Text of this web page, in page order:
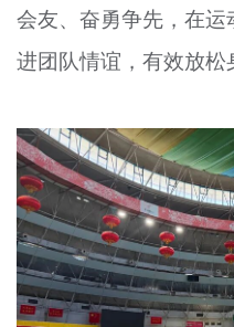
会友、奋勇争先，在
进团队情谊，有效放松